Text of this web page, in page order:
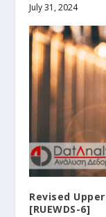
July 31, 2024
Revised
[RUEWDS-6]